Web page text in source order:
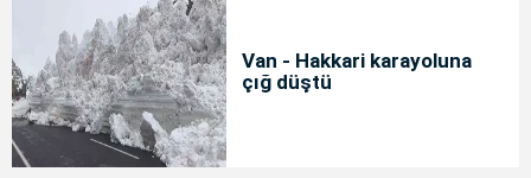
Van - Hakkari karayoluna
çığ düştü